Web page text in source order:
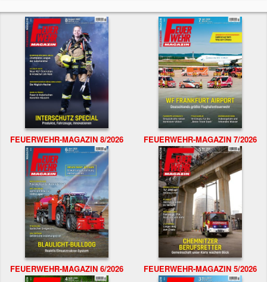
FEUERWEHR-MAGAZIN 8/2026 FEUERWEHR-MAGAZIN 7/2026
FEUERWEHR-MAGAZIN 6/2026 FEUERWEHR-MAGAZIN 5/2026